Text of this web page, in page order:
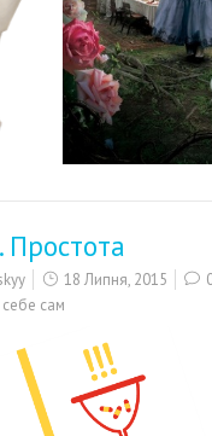
18 Липня, 2015
сам